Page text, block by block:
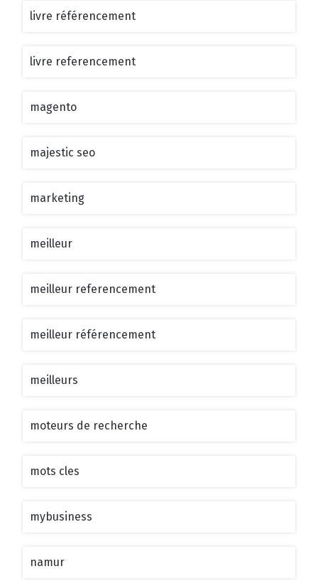
livre référencement
livre referencement
magento
majestic seo
marketing
meilleur
meilleur referencement
meilleur référencement
meilleurs
moteurs de recherche
mots cles
mybusiness
namur